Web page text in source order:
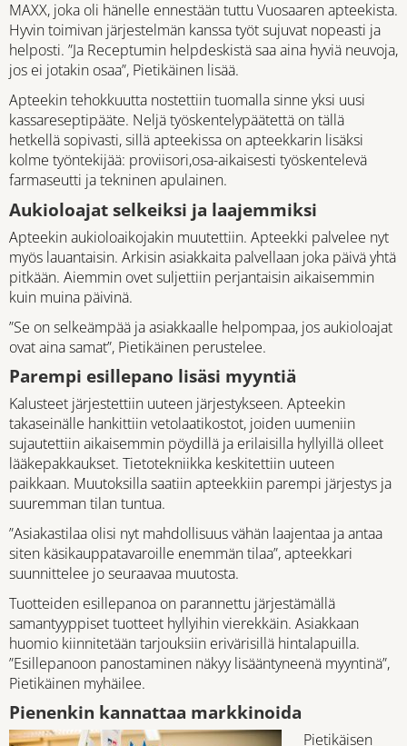
MAXX, joka oli hänelle ennestään tuttu Vuosaaren apteekista.
Hyvin toimivan järjestelmän kanssa työt sujuvat nopeasti ja
helposti. ”Ja Receptumin helpdeskistä saa aina hyviä neuvoja,
jos ei jotakin osaa”, Pietikäinen lisää.
Apteekin tehokkuutta nostettiin tuomalla sinne yksi uusi
kassareseptipääte. Neljä työskentelypäätettä on tällä
hetkellä sopivasti, sillä apteekissa on apteekkarin lisäksi
kolme työntekijää: proviisori,osa-aikaisesti työskentelevä
farmaseutti ja tekninen apulainen.
Aukioloajat selkeiksi ja laajemmiksi
Apteekin aukioloaikojakin muutettiin. Apteekki palvelee nyt
myös lauantaisin. Arkisin asiakkaita palvellaan joka päivä yhtä
pitkään. Aiemmin ovet suljettiin perjantaisin aikaisemmin
kuin muina päivinä.
”Se on selkeämpää ja asiakkaalle helpompaa, jos aukioloajat
ovat aina samat”, Pietikäinen perustelee.
Parempi esillepano lisäsi myyntiä
Kalusteet järjestettiin uuteen järjestykseen. Apteekin
takaseinälle hankittiin vetolaatikostot, joiden uumeniin
sujautettiin aikaisemmin pöydillä ja erilaisilla hyllyillä olleet
lääkepakkaukset. Tietotekniikka keskitettiin uuteen
paikkaan. Muutoksilla saatiin apteekkiin parempi järjestys ja
suuremman tilan tuntua.
”Asiakastilaa olisi nyt mahdollisuus vähän laajentaa ja antaa
siten käsikauppatavaroille enemmän tilaa”, apteekkari
suunnittelee jo seuraavaa muutosta.
Tuotteiden esillepanoa on parannettu järjestämällä
samantyyppiset tuotteet hyllyihin vierekkäin. Asiakkaan
huomio kiinnitetään tarjouksiin erivärisillä hintalapuilla.
”Esillepanoon panostaminen näkyy lisääntyneenä myyntinä”,
Pietikäinen myhäilee.
Pienenkin kannattaa markkinoida
Pietikäisen